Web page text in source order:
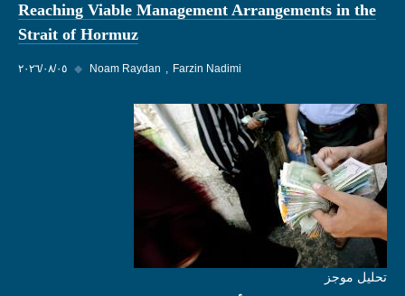
Reaching Viable Management Arrangements in the
Strait of Hormuz
٠٥‏/٠٨‏/٢٠٢٦ ◆ Noam Raydan Farzin Nadimi
تحليل موجز